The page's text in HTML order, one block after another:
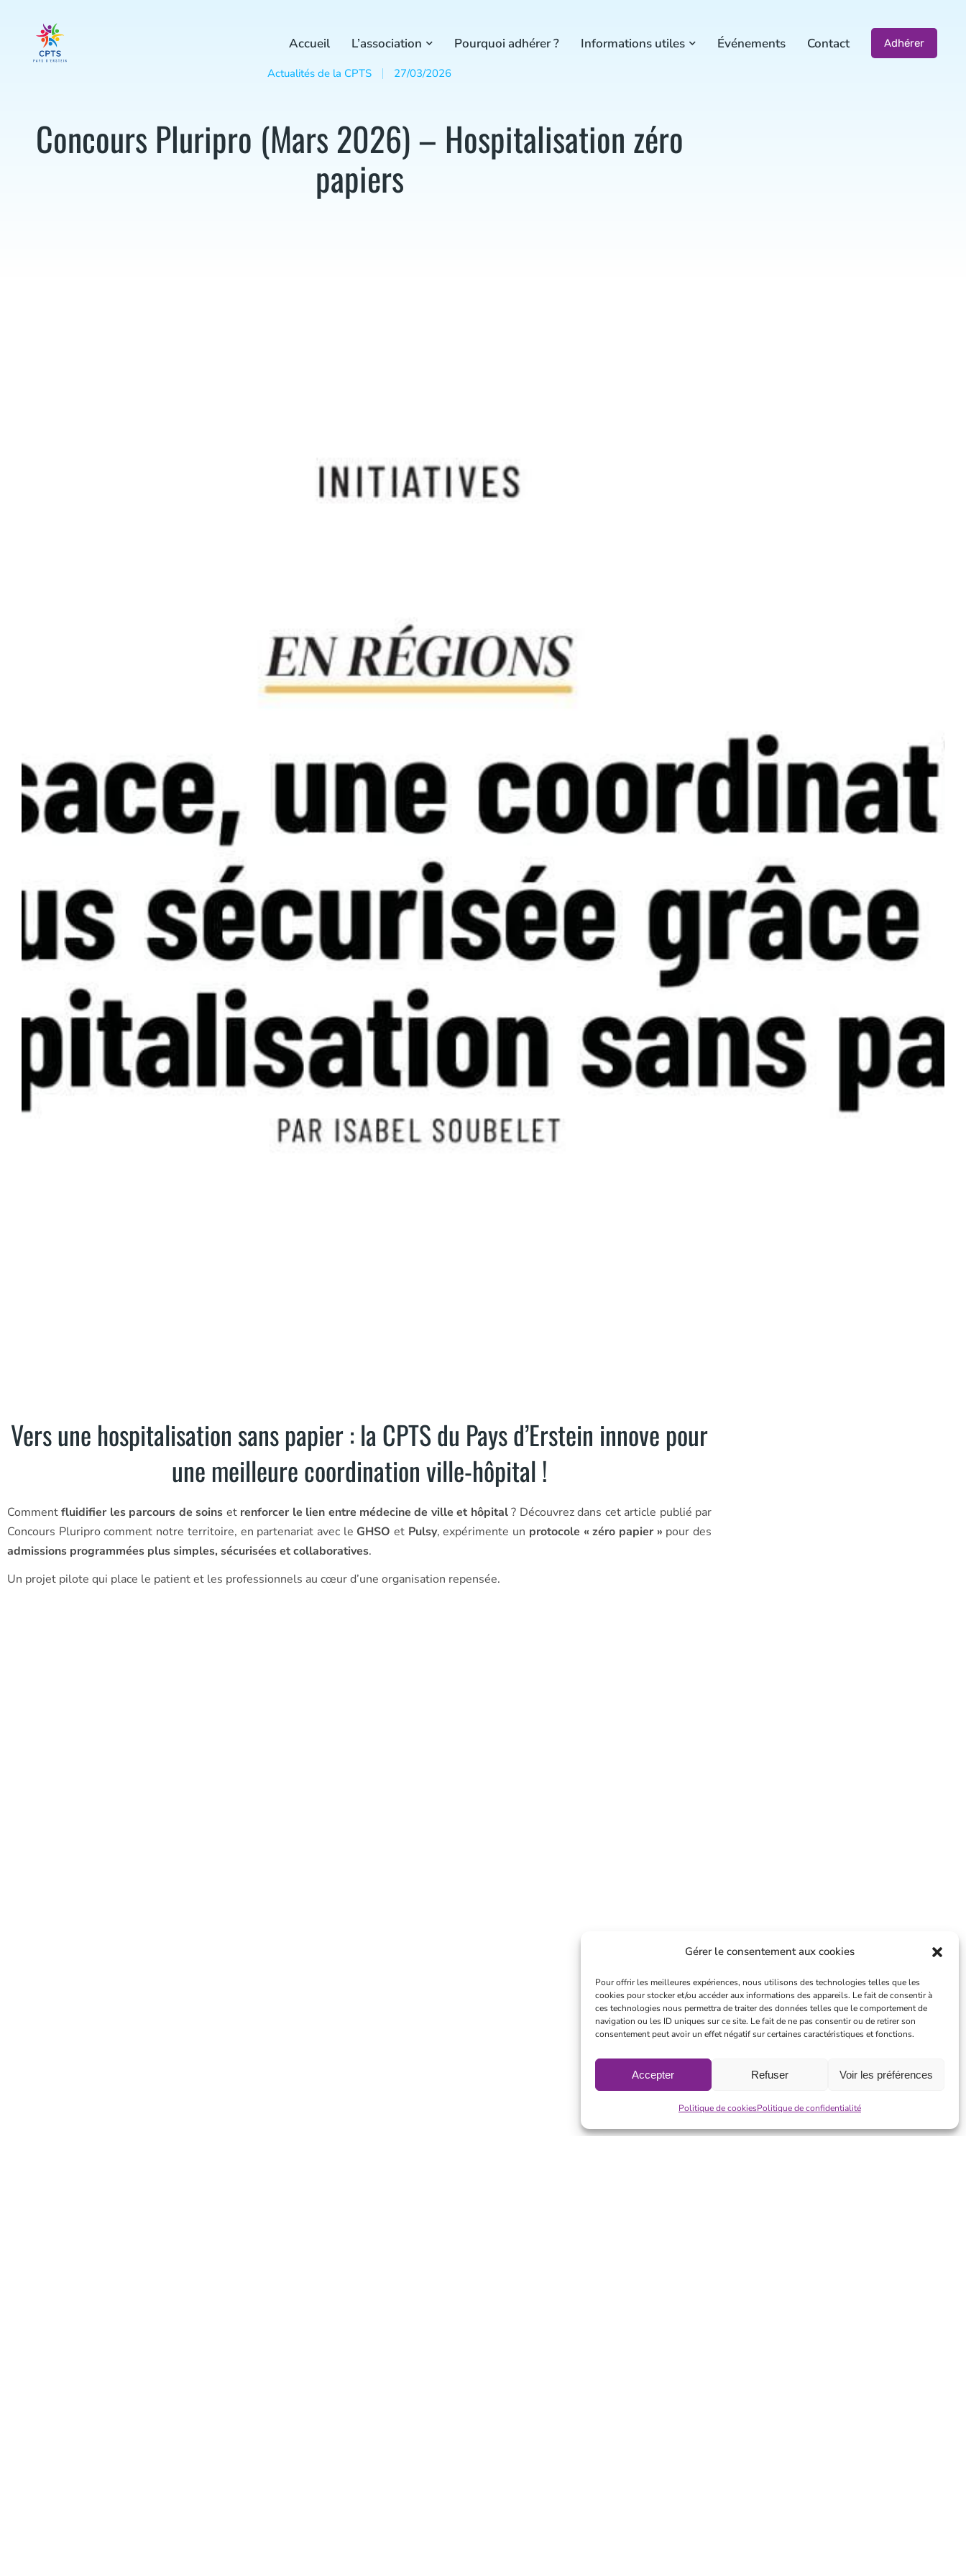
Gérer le consentement aux cookies
Pour offrir les meilleures expériences, nous utilisons des technologies telles que les
cookies pour stocker et/ou accéder aux informations des appareils. Le fait de consentir à
ces technologies nous permettra de traiter des données telles que le comportement de
navigation ou les ID uniques sur ce site. Le fait de ne pas consentir ou de retirer son
consentement peut avoir un effet négatif sur certaines caractéristiques et fonctions.
Accepter Refuser Voir les préférences
Politique de cookiesPolitique de confidentialité
Accueil L’association Pourquoi adhérer ? Informations utiles Événements Contact Adhérer
Actualités de la CPTS 27/03/2026
Concours Pluripro (Mars 2026) – Hospitalisation zéro
papiers
Vers une hospitalisation sans papier : la CPTS du Pays d’Erstein innove pour
une meilleure coordination ville-hôpital !
Commentfluidifier les parcours de soins et renforcer le lien entre médecine de ville et hôpital? Découvrez dans cet article publié par
Concours Pluripro comment notre territoire, en partenariat avec le GHSO et Pulsy, expérimente un protocole « zéro papier » pour des
admissions programmées plus simples, sécurisées et collaboratives.
Un projet pilote qui place le patient et les professionnels au cœur d’une organisation repensée.